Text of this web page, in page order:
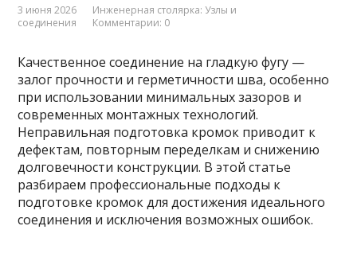
3 июня 2026
Инженерная столярка: Узлы и
соединения
Комментарии: 0
Качественное соединение на гладкую фугу —
залог прочности и герметичности шва, особенно
при использовании минимальных зазоров и
современных монтажных технологий.
Неправильная подготовка кромок приводит к
дефектам, повторным переделкам и снижению
долговечности конструкции. В этой статье
разбираем профессиональные подходы к
подготовке кромок для достижения идеального
соединения и исключения возможных ошибок.